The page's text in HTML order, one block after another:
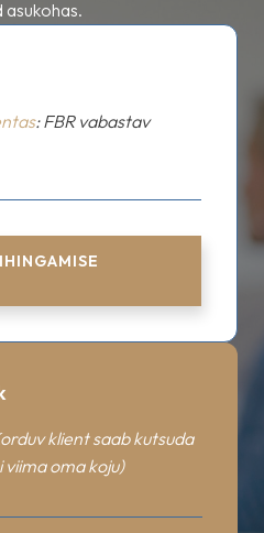
asukohas.
: FBR vabastav
klient saab kutsuda
oma koju)